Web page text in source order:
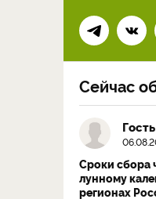
Сейчас
Гость
Сроки сбора
лунному
регионах